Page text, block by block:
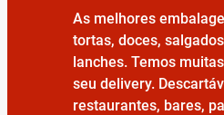
As melhores
tortas, doces,
lanches. Temos
seu delivery.
restaurantes, bares,